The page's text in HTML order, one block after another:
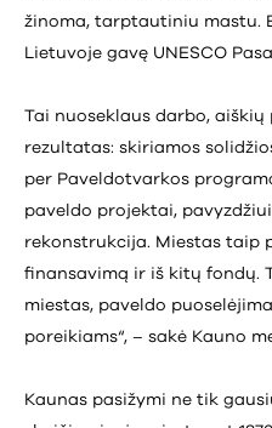
žinoma, tarptautiniu mastu.
Lietuvoje gavę UNESCO
Tai nuoseklaus darbo,
rezultatas: skiriamos
per Paveldotvarkos
paveldo projektai,
rekonstrukcija. Miestas taip
finansavimą ir iš kitų fondų.
miestas, paveldo
poreikiams“, – sakė Kauno
Kaunas pasižymi ne tik